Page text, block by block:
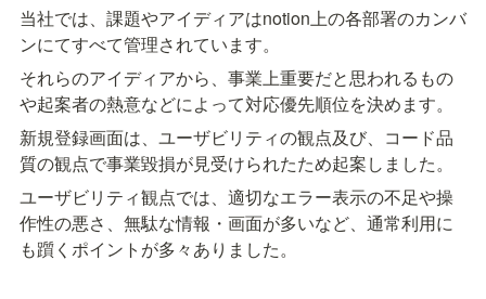
当社では、課題やアイディアはnotion上の各部署のカンバ
ンにてすべて管理されています。
それらのアイディアから、事業上重要だと思われるもの
や起案者の熱意などによって対応優先順位を決めます。
新規登録画面は、ユーザビリティの観点及び、コード品
質の観点で事業毀損が見受けられたため起案しました。
ユーザビリティ観点では、適切なエラー表示の不足や操
作性の悪さ、無駄な情報・画面が多いなど、通常利用に
も躓くポイントが多々ありました。